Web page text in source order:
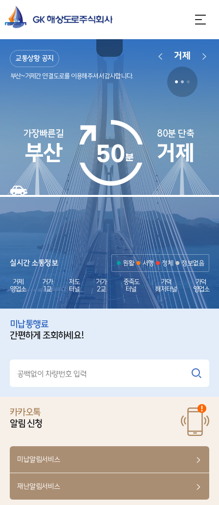
가장빠른길
부산 50분
80분 단축
거제
거제
교통상황 공지
도로상황 문의전화 1433-45
부산~거제간 연결도로를 이용해주셔서 감사합니다.
부산~거제간 연결도로를 이용해주셔서 감사합니다.
가덕휴게소
각종 포토존과 홍보전시관, 조각공원, 산책로 등
볼거리가 가득한 가덕휴게소로 놀러오세요!
거제휴
거가대교를 한눈에 담을 수 있
및 휴식공간이 마련되어 있습니
실시간 소통정보 원활 서행 정체 정보없음
거제
영업소
거가
1교
저도
터널
거가
2교
중죽도
터널
가덕
해저터널
가덕
영업소
미납통행료
간편하게 조회하세요!
카카오톡
알림 신청
미납알림서비스
재난알림서비스